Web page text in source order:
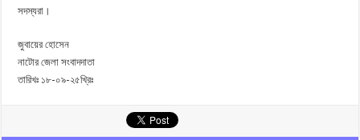
সদস্যরা।
জুবায়ের হোসেন
নাটোর জেলা সংবাদদাতা
তারিখঃ ১৮-০৯-২৫খ্রিঃ